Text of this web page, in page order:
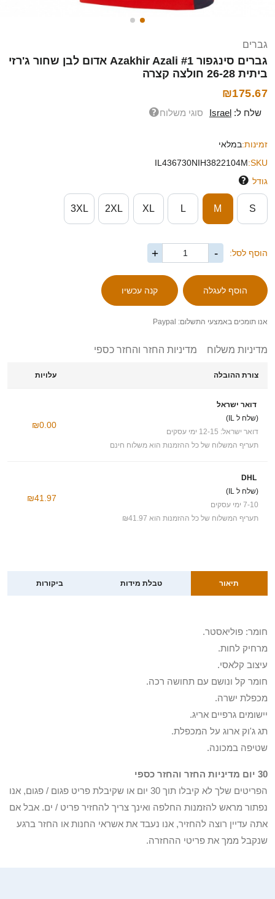
גברים
גברים סינגפור Azakhir Azali #1 אדום לבן שחור ג'רזי
ביתית 26-28 חולצה קצרה
₪175.67
שלח ל: Israel סוגי משלוח
זמינות:במלאי
SKU:
IL436730NIH3822104M
גודל
S
M
L
XL
2XL
3XL
הוסף לסל: -
+
אנו תומכים באמצעי התשלום: Paypal
מדיניות משלוח מדיניות החזר והחזר כספי
צורת ההובלה עלויות
דואר ישראל
(שלח ל IL)
דואר ישראל: 12-15 ימי עסקים
תעריף המשלוח של כל ההזמנות הוא משלוח חינם
₪0.00
DHL
(שלח ל IL)
7-10 ימי עסקים
תעריף המשלוח של כל ההזמנות הוא ₪41.97
₪41.97
תיאור טבלת מידות ביקורות
חומר: פוליאסטר.
מרחיק לחות.
עיצוב קלאסי.
חומר קל ונושם עם תחושה רכה.
מכפלת ישרה.
יישומים גרפיים אריג.
תג ג'וק ארוג על המכפלת.
שטיפה במכונה.
30 יום מדיניות החזר והחזר כספי
הפריטים שלך לא קיבלו תוך 30 יום או שקיבלת פריט פגום / פגום, אנו
נפתור מראש להזמנות החלפה ואינך צריך להחזיר פריט / ים. אבל אם
אתה עדיין רוצה להחזיר, אנו נעבד את אשראי החנות או החזר ברגע
שנקבל ממך את פריטי ההחזרה.